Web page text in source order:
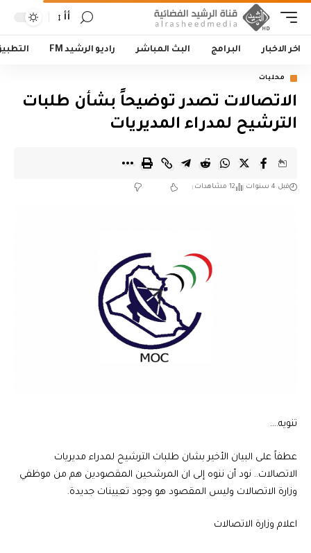
أأ
اخر الاخبار البرامج البث المباشر راديو الرشيد FM
محليات
الاتصالات تصدر توضيحاً بشأن طلبات
الترشيح لمدراء المديريات
قبل 4 سنوات 12 مشاهدات
تنويه….
عطفاً على البيان الأخير بشان طلبات الترشيح لمدراء مديريات
الاتصالات.. نود أن ننوه إلى ان المرشحين المقصودين هم من موظفي
وزارة الاتصالات وليس المقصود هو وجود تعيينات جديدة.
اعلام وزارة الاتصالات